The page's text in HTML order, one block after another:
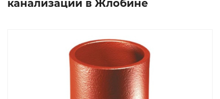
канализации в Жлобине